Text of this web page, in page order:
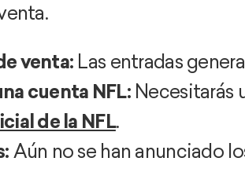
venta: Las entradas
cuenta NFL:Necesitarás
de la NFL.
Aún no se han anunciado